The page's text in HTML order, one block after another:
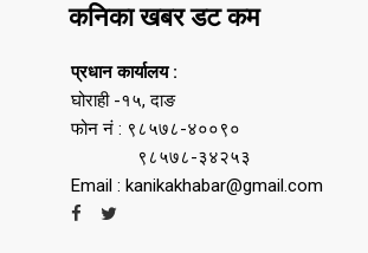
कनिका खबर डट कम
प्रधान कार्यालय :
घोराही -१५, दाङ
फोन नं : ९८५७८-४००९०
९८५७८-३४२५३
Email : kanikakhabar@gmail.com